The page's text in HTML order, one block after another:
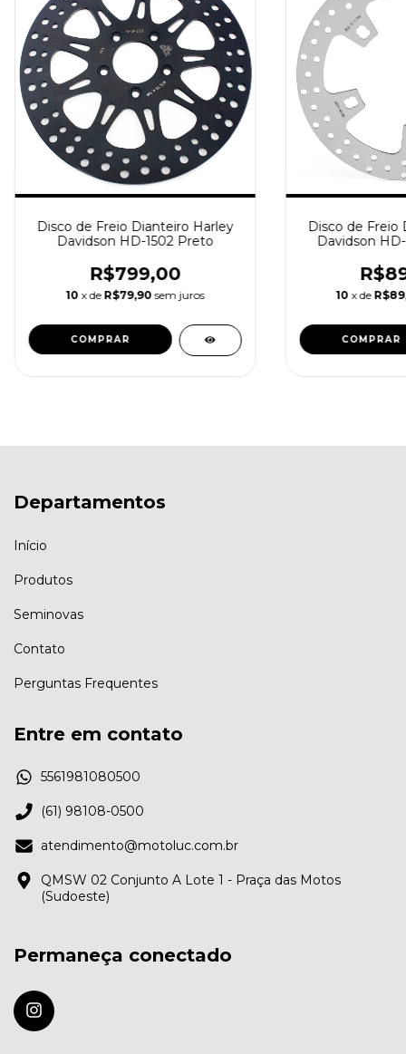
Disco de Freio Dianteiro Harley
Davidson HD-1502 Preto
R$799,00
10 x de R$79,90 sem juros
Disco de Freio
Davidson
10 x de
Departamentos
Início
Produtos
Seminovas
Contato
Perguntas Frequentes
Entre em contato
5561981080500
(61) 98108-0500
atendimento@motoluc.com.br
QMSW 02 Conjunto A Lote 1 - Praça das Motos
(Sudoeste)
Permaneça conectado